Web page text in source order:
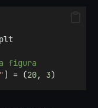
plt
figura
] = (20, 3)